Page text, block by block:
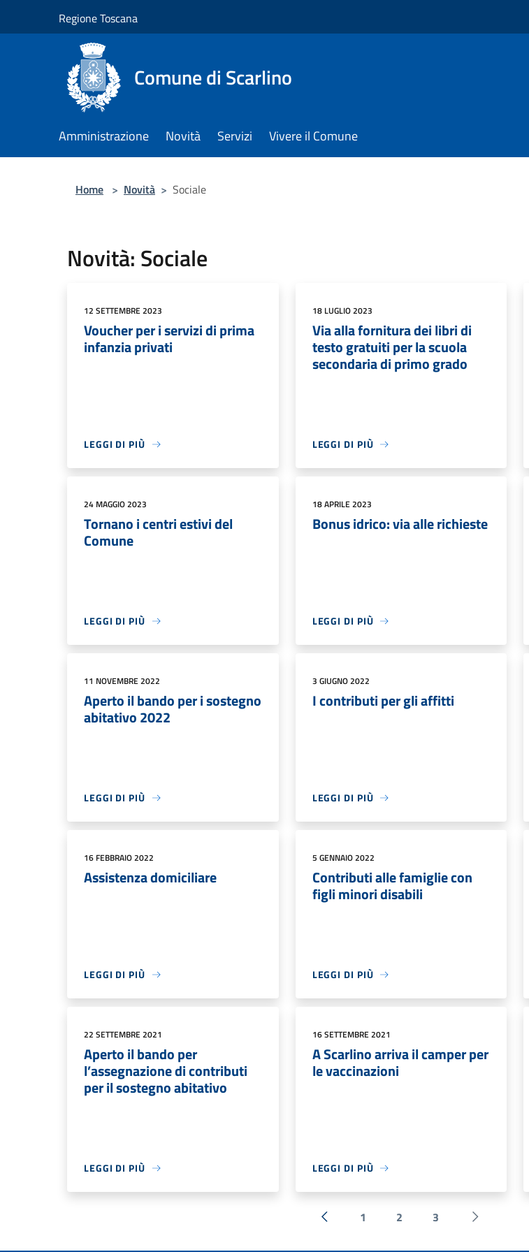
Regione Toscana
Comune di Scarlino
Amministrazione Novità Servizi Vivere il Comune
Home > Novità > Sociale
Novità: Sociale
12 SETTEMBRE 2023
Voucher per i servizi di prima
infanzia privati
LEGGI DI PIÙ
18 LUGLIO 2023
Via alla fornitura dei libri di
testo gratuiti per la scuola
secondaria di primo grado
LEGGI DI PIÙ
24 MAGGIO 2023
Tornano i centri estivi del
Comune
LEGGI DI PIÙ
18 APRILE 2023
Bonus idrico: via alle richieste
LEGGI DI PIÙ
11 NOVEMBRE 2022
Aperto il bando per i sostegno
abitativo 2022
LEGGI DI PIÙ
3 GIUGNO 2022
I contributi per gli affitti
LEGGI DI PIÙ
16 FEBBRAIO 2022
Assistenza domiciliare
LEGGI DI PIÙ
5 GENNAIO 2022
Contributi alle famiglie con
figli minori disabili
LEGGI DI PIÙ
22 SETTEMBRE 2021
Aperto il bando per
l’assegnazione di contributi
per il sostegno abitativo
LEGGI DI PIÙ
16 SETTEMBRE 2021
A Scarlino arriva il camper per
le vaccinazioni
LEGGI DI PIÙ
« Precedente
1 2 3
Successiva »